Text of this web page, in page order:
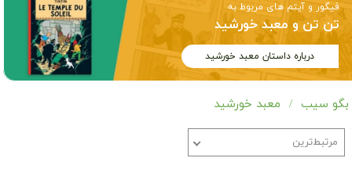
تن تن و معبد خورشید
فیگور و آیتم های مربوط به
درباره داستان معبد خورشید
بگو سیب معبد خورشید
مرتبط‌ترین